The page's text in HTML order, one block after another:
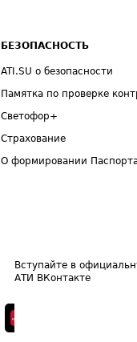
БЕЗОПАСНОСТЬ
ATI.SU о безопасности
Памятка по проверке
Светофор+
Страхование
О формировании
Вступайте в
АТИ ВКонтакте